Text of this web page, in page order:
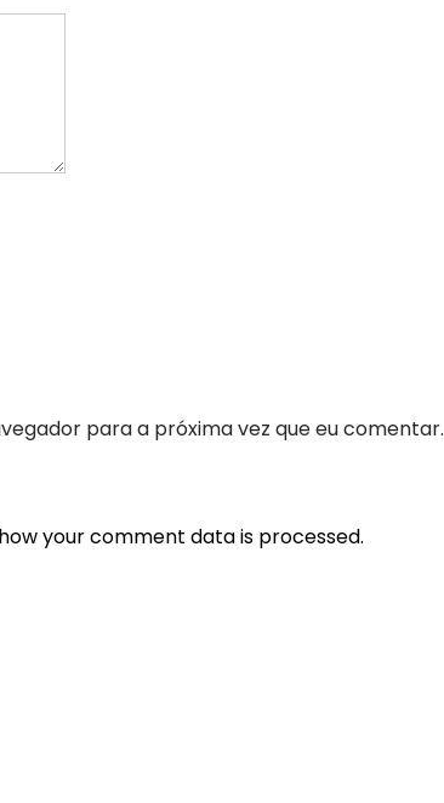
para a próxima vez que eu comentar.
your comment data is processed.